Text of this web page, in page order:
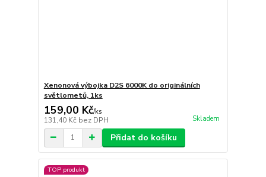
Xenonová výbojka D2S 6000K do originálních
světlometů, 1ks
159,00 Kč/ks
131,40 Kč bez DPH Skladem
Přidat do košíku
TOP produkt